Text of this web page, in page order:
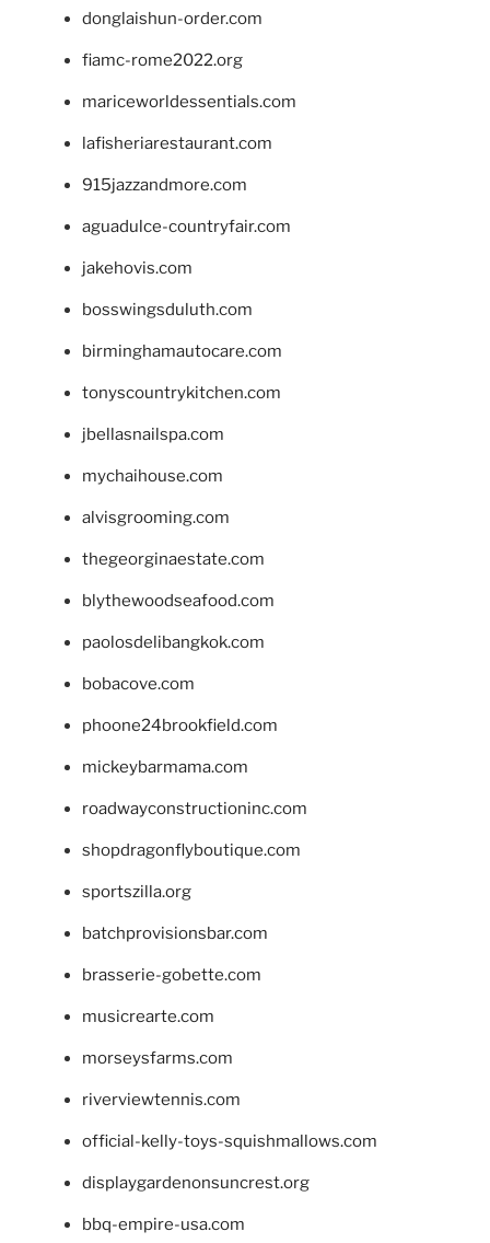
donglaishun-order.com
fiamc-rome2022.org
mariceworldessentials.com
lafisheriarestaurant.com
915jazzandmore.com
aguadulce-countryfair.com
jakehovis.com
bosswingsduluth.com
birminghamautocare.com
tonyscountrykitchen.com
jbellasnailspa.com
mychaihouse.com
alvisgrooming.com
thegeorginaestate.com
blythewoodseafood.com
paolosdelibangkok.com
bobacove.com
phoone24brookfield.com
mickeybarmama.com
roadwayconstructioninc.com
shopdragonflyboutique.com
sportszilla.org
batchprovisionsbar.com
brasserie-gobette.com
musicrearte.com
morseysfarms.com
riverviewtennis.com
official-kelly-toys-squishmallows.com
displaygardenonsuncrest.org
bbq-empire-usa.com